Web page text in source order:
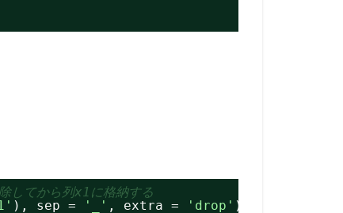
てから列x1に格納する
), sep = '_' , extra = 'drop' )